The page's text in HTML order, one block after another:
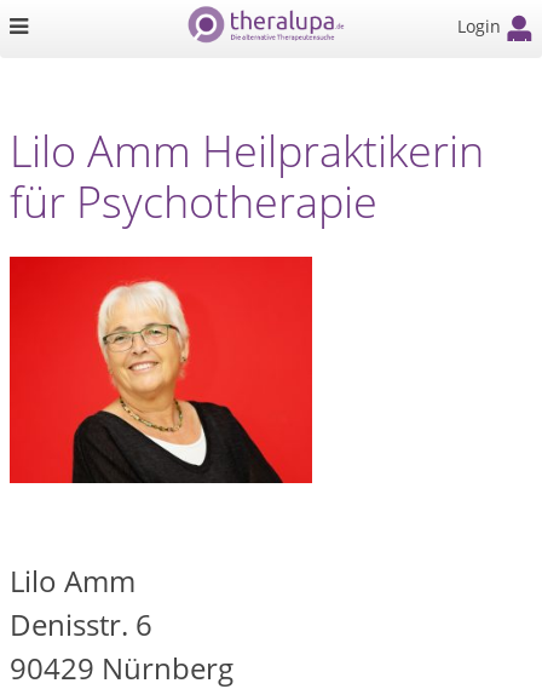
Login
Lilo Amm Heilpraktikerin
für Psychotherapie
Lilo Amm
Denisstr. 6
90429 Nürnberg